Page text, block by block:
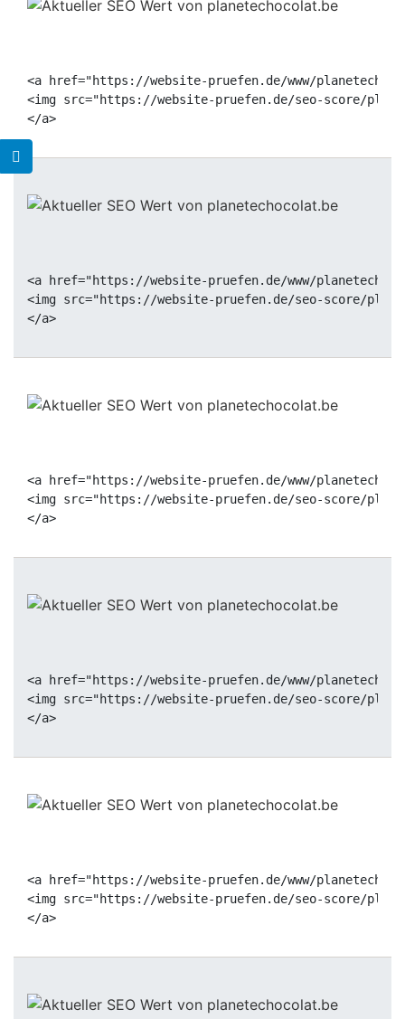
<a href="https://website-pruefen.de/www/
<img src="https://website-pruefen.de/seo-score/
<a href="https://website-pruefen.de/www/
<img src="https://website-pruefen.de/seo-score/
<a href="https://website-pruefen.de/www/
<img src="https://website-pruefen.de/seo-score/
<a href="https://website-pruefen.de/www/
<img src="https://website-pruefen.de/seo-score/
<a href="https://website-pruefen.de/www/
<img src="https://website-pruefen.de/seo-score/